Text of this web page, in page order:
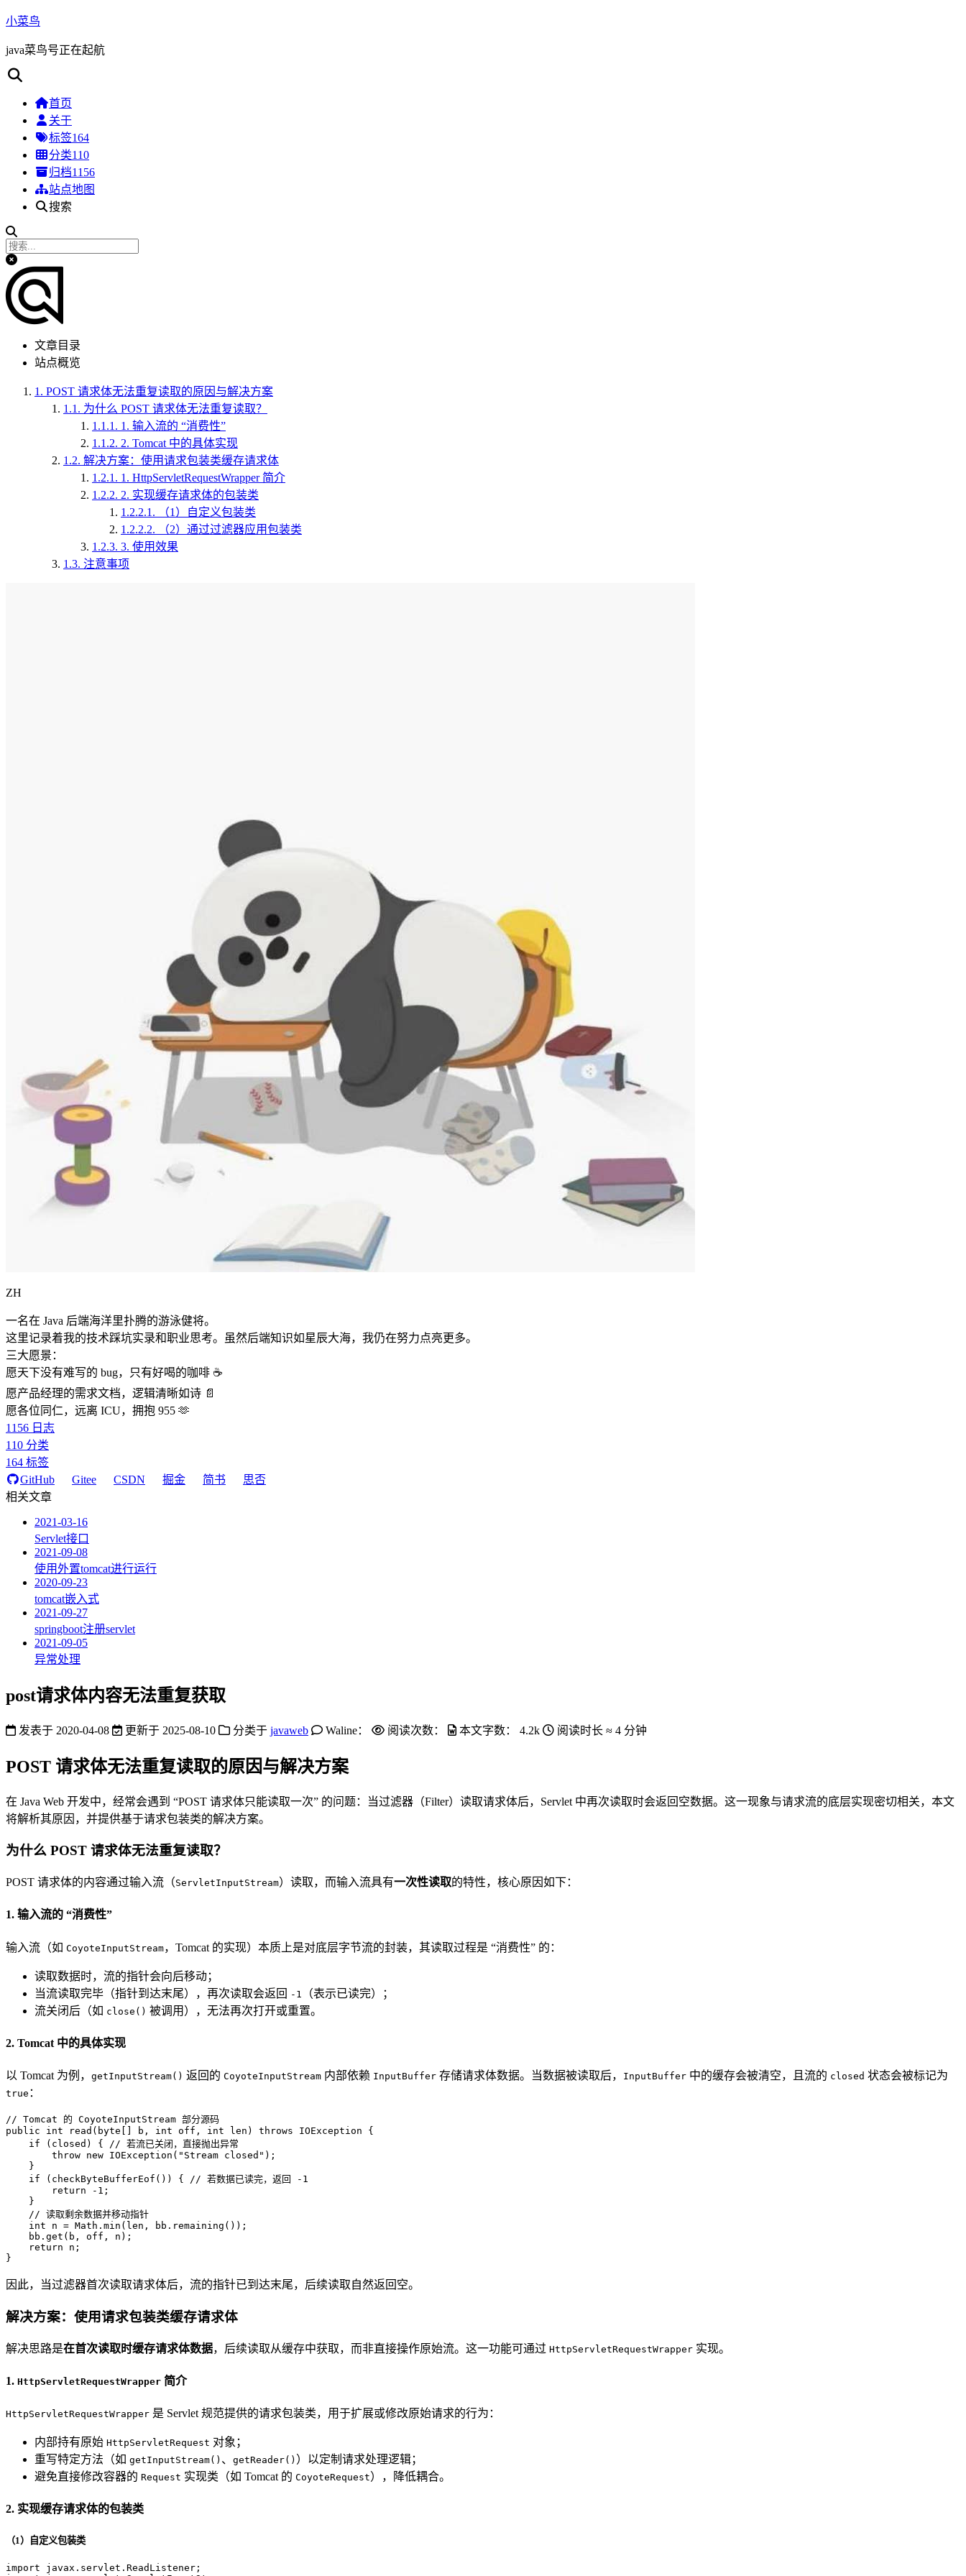
小菜鸟
java菜鸟号正在起航
首页
关于
标签164
分类110
归档1156
站点地图
搜索
文章目录
站点概览
1. POST 请求体无法重复读取的原因与解决方案
1.1. 为什么 POST 请求体无法重复读取？
1.1.1. 1. 输入流的 “消费性”
1.1.2. 2. Tomcat 中的具体实现
1.2. 解决方案：使用请求包装类缓存请求体
1.2.1. 1. HttpServletRequestWrapper 简介
1.2.2. 2. 实现缓存请求体的包装类
1.2.2.1.
（1）自定义包装类
1.2.2.2.
（2）通过过滤器应用包装类
1.2.3. 3. 使用效果
1.3. 注意事项
ZH
一名在 Java 后端海洋里扑腾的游泳健将。
这里记录着我的技术踩坑实录和职业思考。虽然后端知识如星辰大海，我仍在努力点亮更多。
三大愿景：
愿天下没有难写的 bug，只有好喝的咖啡 ☕️
愿产品经理的需求文档，逻辑清晰如诗 📄
愿各位同仁，远离 ICU，拥抱 955 🫶
1156 日志
110 分类
164 标签
GitHub
Gitee CSDN 掘金 简书
思否
相关文章
2021-03-16
Servlet接口
2021-09-08
使用外置tomcat进行运行
2020-09-23
tomcat嵌入式
2021-09-27
springboot注册servlet
2021-09-05
异常处理
post请求体内容无法重复获取
发表于 2020-04-08 更新于 2025-08-10 分类于 javaweb Waline： 阅读次数： 本文字数： 4.2k 阅读时长 ≈ 4 分钟
POST 请求体无法重复读取的原因与解决方案
在 Java Web 开发中，经常会遇到 “POST 请求体只能读取一次” 的问题：当过滤器（Filter）读取请求体后，Servlet 中再次读取时会返回空数据。这一现象与请求流的底层实现密切相关，本文
将解析其原因，并提供基于请求包装类的解决方案。
为什么 POST 请求体无法重复读取？
POST 请求体的内容通过输入流（ServletInputStream）读取，而输入流具有一次性读取的特性，核心原因如下：
1. 输入流的 “消费性”
输入流（如 CoyoteInputStream，Tomcat 的实现）本质上是对底层字节流的封装，其读取过程是 “消费性” 的：
读取数据时，流的指针会向后移动；
当流读取完毕（指针到达末尾），再次读取会返回 -1
（表示已读完）；
流关闭后（如 close() 被调用），无法再次打开或重置。
2. Tomcat 中的具体实现
以 Tomcat 为例， getInputStream() 返回的 CoyoteInputStream 内部依赖 InputBuffer 存储请求体数据。当数据被读取后， InputBuffer 中的缓存会被清空，且流的 closed 状态会被标记为
true ：
// Tomcat 的 CoyoteInputStream 部分源码
public
int read ( byte [] b, int off, int len) throws IOException {
if (closed) { // 若流已关闭，直接抛出异常
throw new IOException ( "Stream closed" );
    }
if (checkByteBufferEof()) { // 若数据已读完，返回 -1
return - 1 ;
    }
// 读取剩余数据并移动指针
int
n = Math.min(len, bb.remaining());
    bb.get(b, off, n);
return n;
}
因此，当过滤器首次读取请求体后，流的指针已到达末尾，后续读取自然返回空。
解决方案：使用请求包装类缓存请求体
解决思路是在首次读取时缓存请求体数据，后续读取从缓存中获取，而非直接操作原始流。这一功能可通过 HttpServletRequestWrapper 实现。
1. HttpServletRequestWrapper 简介
HttpServletRequestWrapper 是 Servlet 规范提供的请求包装类，用于扩展或修改原始请求的行为：
内部持有原始 HttpServletRequest 对象；
重写特定方法（如 getInputStream() 、 getReader() ）以定制请求处理逻辑；
避免直接修改容器的 Request 实现类（如 Tomcat 的 CoyoteRequest），降低耦合。
2. 实现缓存请求体的包装类
（1）自定义包装类
import